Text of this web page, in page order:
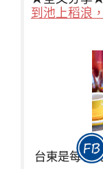
到池上稻浪
台東是每次